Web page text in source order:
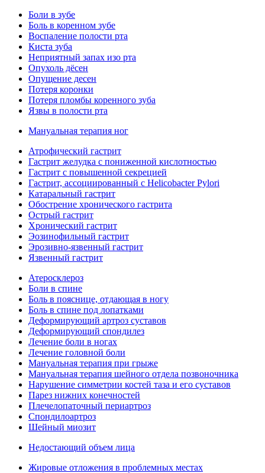
Боли в зубе
Боль в коренном зубе
Воспаление полости рта
Киста зуба
Неприятный запах изо рта
Опухоль дёсен
Опущение десен
Потеря коронки
Потеря пломбы коренного зуба
Язвы в полости рта
Мануальная терапия ног
Атрофический гастрит
Гастрит желудка с пониженной кислотностью
Гастрит с повышенной секрецией
Гастрит, ассоциированный с Helicobacter Pylori
Катаральный гастрит
Обострение хронического гастрита
Острый гастрит
Хронический гастрит
Эозинофильный гастрит
Эрозивно-язвенный гастрит
Язвенный гастрит
Атеросклероз
Боли в спине
Боль в пояснице, отдающая в ногу
Боль в спине под лопатками
Деформирующий артроз суставов
Деформирующий спондилез
Лечение боли в ногах
Лечение головной боли
Мануальная терапия при грыже
Мануальная терапия шейного отдела позвоночника
Нарушение симметрии костей таза и его суставов
Парез нижних конечностей
Плечелопаточный периартроз
Спондилоартроз
Шейный миозит
Недостающий объем лица
Жировые отложения в проблемных местах